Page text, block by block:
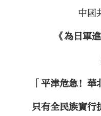
中國
《為日軍
「平津危急！華
只有全民族實行